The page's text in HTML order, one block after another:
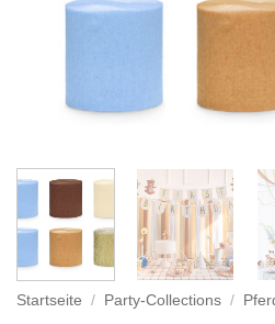
Startseite / Party-Collections /